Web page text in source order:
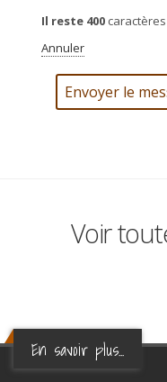
Il reste 400
Annuler
Voir
En savoir plus...